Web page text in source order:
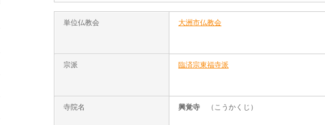
単位仏教会 大洲市仏教会
宗派 臨済宗東福寺派
寺院名 興覚寺 （こうかくじ）